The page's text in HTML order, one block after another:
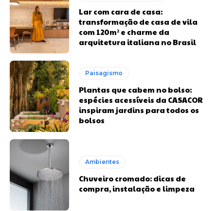
Lar com cara de casa:
transformação de casa de vila
com 120m² e charme da
arquitetura italiana no Brasil
Paisagismo
Plantas que cabem no bolso:
espécies acessíveis da CASACOR
inspiram jardins para todos os
bolsos
Ambientes
Chuveiro cromado: dicas de
compra, instalação e limpeza